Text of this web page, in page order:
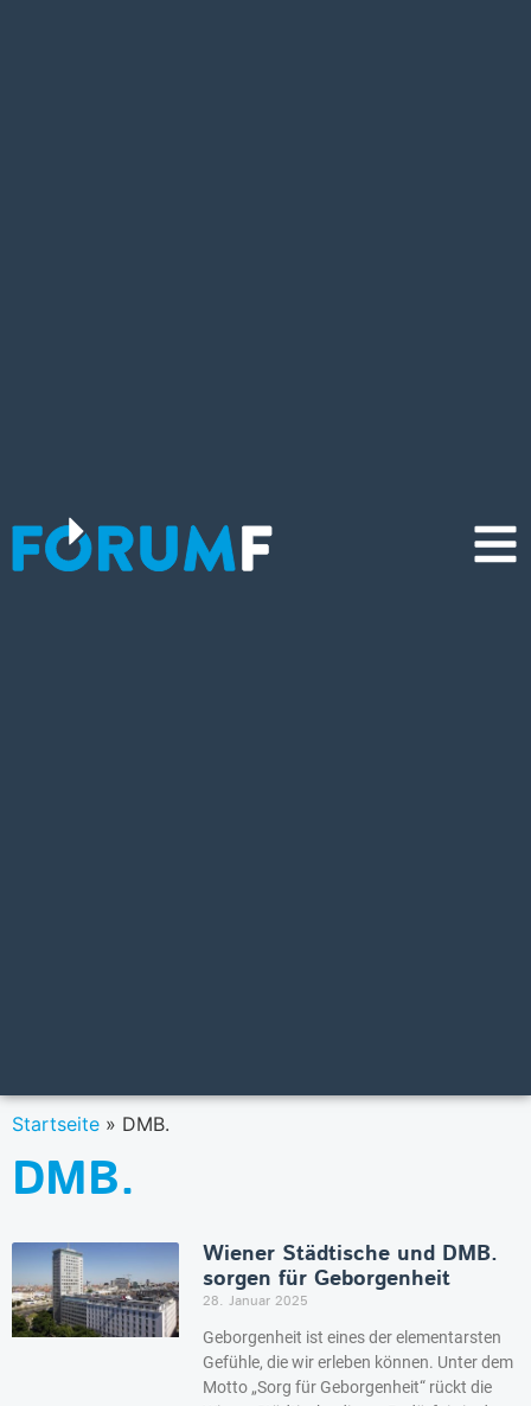
Startseite » DMB.
DMB.
Wiener Städtische und DMB.
sorgen für Geborgenheit
28. Januar 2025
Geborgenheit ist eines der elementarsten
Gefühle, die wir erleben können. Unter dem
Motto „Sorg für Geborgenheit“ rückt die